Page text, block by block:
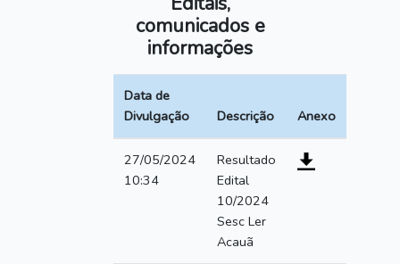
comunicados e
informações
Data de
Divulgação
Descrição Anexo
27/05/2024
10:34
Resultado
Edital
10/2024
Sesc Ler
Acauã